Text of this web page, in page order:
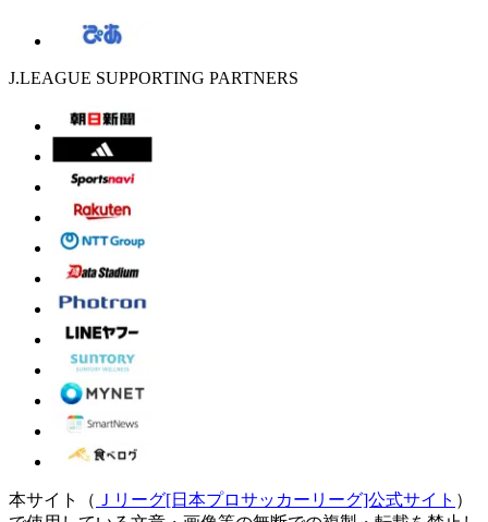
J.LEAGUE SUPPORTING PARTNERS
本サイト（ Ｊリーグ[日本プロサッカーリーグ]公式サイト ）